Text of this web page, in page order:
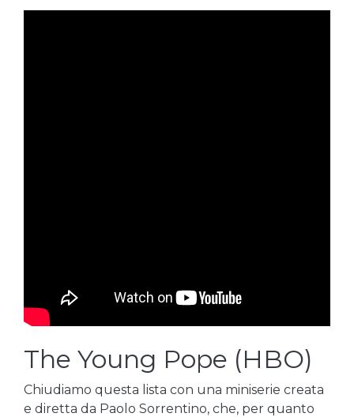
The Young Pope (HBO)
Chiudiamo questa lista con una miniserie creata
e diretta da Paolo Sorrentino, che, per quanto